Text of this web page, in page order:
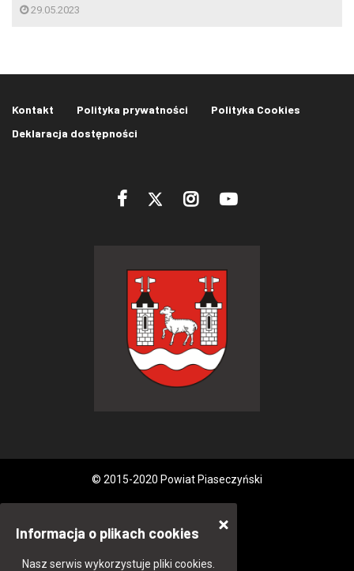
29.05.2023
Kontakt Polityka prywatności
Polityka Cookies
Deklaracja dostępności
© 2015-2020 Powiat Piaseczyński
Informacja o plikach cookies
Nasz serwis wykorzystuje pliki cookies.